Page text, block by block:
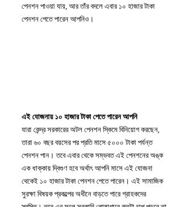
পেনশন পাওয়া যায়, আর তাঁর বদলে এবার ১০ হাজার টাকা
পেনশন পেতে পারেন আপনিও।
এই যোজনায় ১০ হাজার টাকা পেতে পারেন আপনি
যারা কেন্দ্র সরকারের অটল পেনশন স্কিমে বিনিয়োগ করছেন,
তারা ৬০ বছর বয়সের পর প্রতি মাসে ৫০০০ টাকা পর্যন্ত
পেনশন পান। তবে এবার থেকে সম্ভবত এই পেনশনের অঙ্ক
এক ধাক্কায় দ্বিগুণ হবে অর্থাৎ আপনি মাসে এই যোজনা
থেকেই ১০ হাজার টাকা পেনশন পেতে পারেন। এই সামাজিক
সুরক্ষা বিষয়ক প্রকল্পের অধীনে বাড়তে পারে গ্রাহকদের